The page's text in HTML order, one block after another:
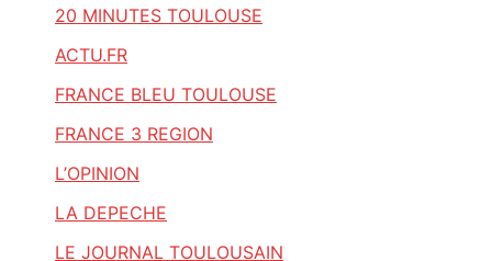
20 MINUTES TOULOUSE
ACTU.FR
FRANCE BLEU TOULOUSE
FRANCE 3 REGION
L’OPINION
LA DEPECHE
LE JOURNAL TOULOUSAIN